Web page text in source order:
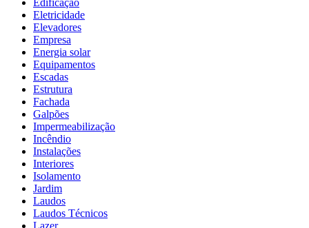
Eletricidade
Elevadores
Empresa
Energia solar
Equipamentos
Escadas
Estrutura
Fachada
Galpões
Impermeabilização
Incêndio
Instalações
Interiores
Isolamento
Jardim
Laudos
Laudos Técnicos
Lazer